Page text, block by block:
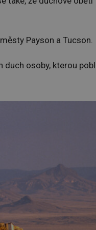
Payson a Tucson.
duch osoby, kterou